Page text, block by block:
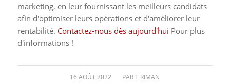
marketing, en leur fournissant les meilleurs candidats
afin d'optimiser leurs opérations et d'améliorer leur
rentabilité. Contactez-nous dès aujourd'hui Pour plus
d'informations !
16 AOÛT 2022
/ PART RIMAN